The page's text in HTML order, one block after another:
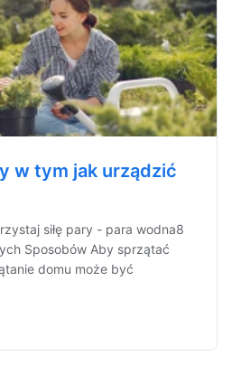
w tym jak urządzić
siłę pary - para wodna8
Sposobów Aby sprzątać
domu może być